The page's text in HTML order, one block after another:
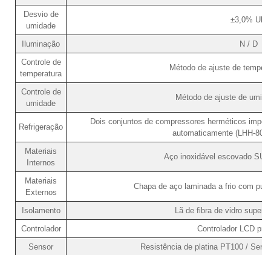
Desvio de
umidade
±3,0% UR
Iluminação
N / D
Controle de
temperatura
Método de ajuste de
Controle de
umidade
Método de ajuste de
Refrigeração
Dois conjuntos de compressores herméticos
automaticamente (LHH-
Materiais
Internos
Aço inoxidável escovado
Materiais
Externos
Chapa de aço laminada a frio com
Isolamento
Lã de fibra de vidro
Controlador
Controlador LCD
Sensor
Resistência de platina PT100 /